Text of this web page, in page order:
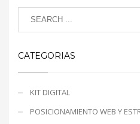
CATEGORIAS
KIT DIGITAL
POSICIONAMIENTO WEB Y